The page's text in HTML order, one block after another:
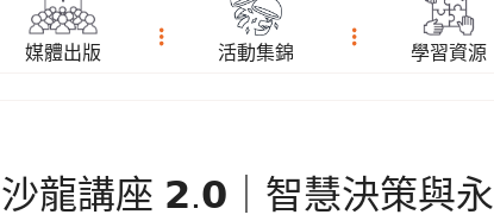
媒體出版 活動集錦 學習資源
龍講座 𝟮.𝟬｜智慧決策與